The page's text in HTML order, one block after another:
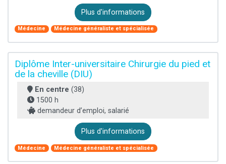
Plus d'informations
Médecine Médecine généraliste et spécialisée
Diplôme Inter-universitaire Chirurgie du pied et
de la cheville (DIU)
En centre (38)
1500 h
demandeur d’emploi, salarié
Plus d'informations
Médecine Médecine généraliste et spécialisée